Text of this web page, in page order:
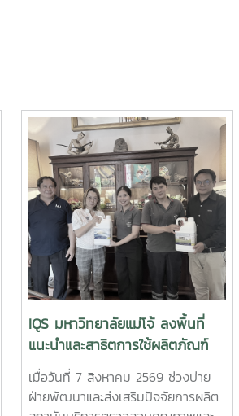
IQS มหาวิทยาลัยแม่โจ้ ลงพื้นที่
แนะนำและสาธิตการใช้ผลิตภัณฑ์
จุลินทรีย์ MMO ตราแม่โจ้ กรีน ส่ง
เสริมการจัดการสิ่งแวดล้อมสำหรับ
ธุรกิจโรงแรม
เมื่อวันที่ 7 สิงหาคม 2569 ช่วงบ่าย
ฝ่ายพัฒนาและส่งเสริมปัจจัยการผลิต